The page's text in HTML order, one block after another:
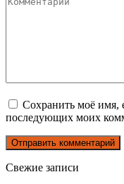
Сохранить моё имя,
последующих моих
Свежие записи